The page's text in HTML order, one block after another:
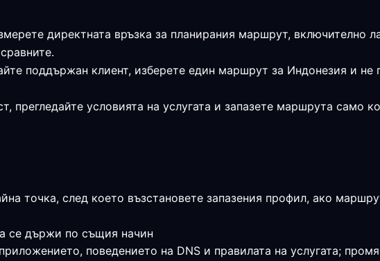
директната връзка за планирания маршрут, включително
поддържан клиент, изберете един маршрут за Индонезия и не
прегледайте условията на услугата и запазете маршрута само
точка, след което възстановете запазения профил, ако
се държи по същия начин
поведението на DNS и правилата на услугата;